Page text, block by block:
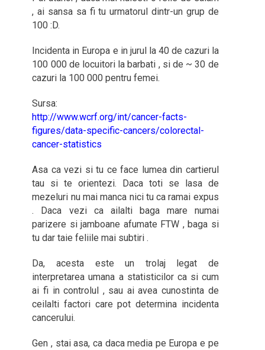
, ai sansa sa fi tu urmatorul dintr-un grup de
100 :D.
Incidenta in Europa e in jurul la 40 de cazuri la
100 000 de locuitori la barbati , si de ~ 30 de
cazuri la 100 000 pentru femei.
Sursa:
http://www.wcrf.org/int/cancer-facts-
figures/data-specific-cancers/colorectal-
cancer-statistics
Asa ca vezi si tu ce face lumea din cartierul
tau si te orientezi. Daca toti se lasa de
mezeluri nu mai manca nici tu ca ramai expus
. Daca vezi ca ailalti baga mare numai
parizere si jamboane afumate FTW , baga si
tu dar taie feliile mai subtiri .
Da, acesta este un trolaj legat de
interpretarea umana a statisticilor ca si cum
ai fi in controlul , sau ai avea cunostinta de
ceilalti factori care pot determina incidenta
cancerului.
Gen , stai asa, ca daca media pe Europa e pe